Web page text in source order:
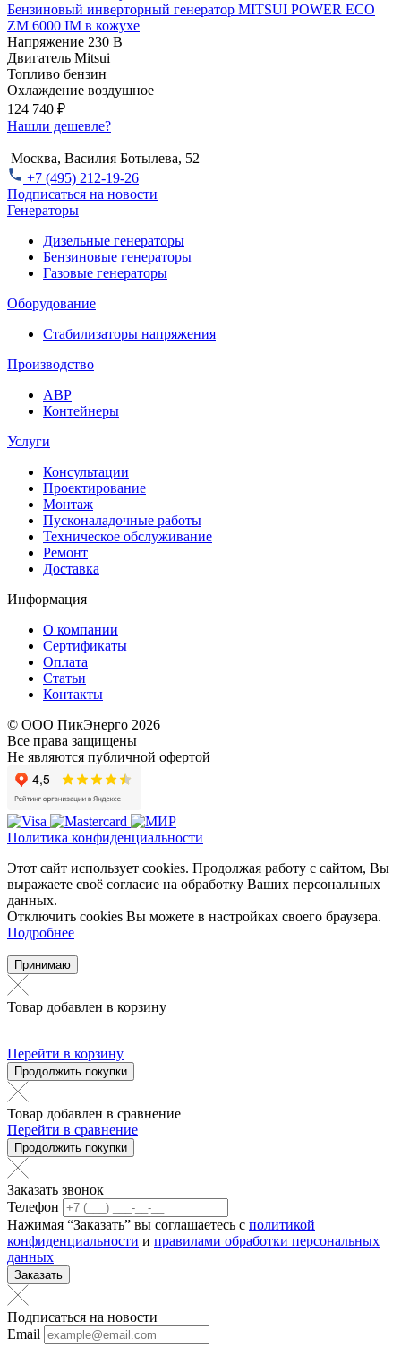
Бензиновый инверторный генератор MITSUI POWER ECO
ZM 6000 IM в кожухе
Напряжение 230 В
Двигатель Mitsui
Топливо бензин
Охлаждение воздушное
124 740 ₽
Нашли дешевле?
Москва, Василия Ботылева, 52
+7 (495) 212-19-26
Подписаться на новости
Генераторы
Дизельные генераторы
Бензиновые генераторы
Газовые генераторы
Оборудование
Стабилизаторы напряжения
Производство
АВР
Контейнеры
Услуги
Консультации
Проектирование
Монтаж
Пусконаладочные работы
Техническое обслуживание
Ремонт
Доставка
Информация
О компании
Сертификаты
Оплата
Статьи
Контакты
© ООО ПикЭнерго 2026
Все права защищены
Не являются публичной офертой
Политика конфиденциальности
Этот сайт использует cookies. Продолжая работу с сайтом, Вы
выражаете своё согласие на обработку Ваших персональных
данных.
Отключить cookies Вы можете в настройках своего браузера.
Подробнее
Принимаю
Товар добавлен в корзину
Перейти в корзину
Продолжить покупки
Товар добавлен в сравнение
Перейти в сравнение
Продолжить покупки
Заказать звонок
Телефон
Нажимая “Заказать” вы соглашаетесь с политикой
конфиденциальности и правилами обработки персональных
данных
Заказать
Подписаться на новости
Email